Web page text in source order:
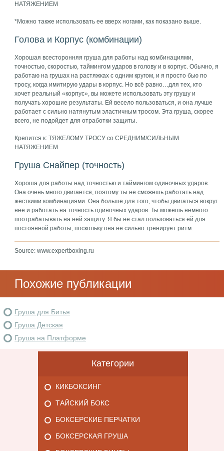
НАТЯЖЕНИЕМ
*Можно также использовать ее вверх ногами, как показано выше.
Голова и Корпус (комбинации)
Хорошая всесторонняя груша для работы над комбинациями,
точностью, скоростью, таймингом ударов в голову и в корпус. Обычно, я
работаю на грушах на растяжках с одним кругом, и я просто бью по
тросу, когда имитирую удары в корпус. Но всё равно…для тех, кто
хочет реальный «корпус», вы можете использовать эту грушу и
получать хорошие результаты. Ей весело пользоваться, и она лучше
работает с сильно натянутым эластичным тросом. Эта груша, скорее
всего, не подойдет для отработки защиты.
Крепится к: ТЯЖЕЛОМУ ТРОСУ со СРЕДНИМ/СИЛЬНЫМ
НАТЯЖЕНИЕМ
Груша Снайпер (точность)
Хороша для работы над точностью и таймингом одиночных ударов.
Она очень много двигается, поэтому ты не сможешь работать над
жесткими комбинациями. Она больше для того, чтобы двигаться вокруг
нее и работать на точность одиночных ударов. Ты можешь немного
поотрабатывать на ней защиту. Я бы не стал пользоваться ей для
постоянной работы, поскольку она не сильно тренирует ритм.
Source: www.expertboxing.ru
Похожие публикации
Груша для Битья
Груша Детская
Груша на Платформе
Категории
КИКБОКСИНГ
ТАЙСКИЙ БОКС
БОКСЕРСКИЕ ПЕРЧАТКИ
БОКСЕРСКАЯ ГРУША